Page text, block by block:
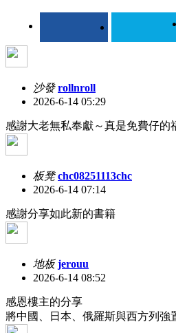
沙發 rollnroll
2026-6-14 05:29
感謝大老無私奉獻～真是免費仔的
板凳 chc08251113chc
2026-6-14 07:14
感謝分享如此新的書籍
地板 jerouu
2026-6-14 08:52
感恩樓主的分享
將中國、日本、俄羅斯與西方列強